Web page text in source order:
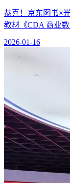
恭喜！京东图书×
教材《CDA 商业
2026-01-16